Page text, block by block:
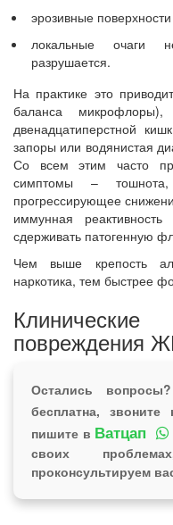
эрозивные
локальные очаги
разрушается.
На практике это
баланса
двенадцатиперстной
запоры или водянистая
Со всем этим часто
симптомы –
прогрессирующее
иммунная
сдерживать патогенную
Чем выше крепость
наркотика, тем быстрее
повреждения
Остались
бесплатна, звоните
пишите в Ватцап
своих
проконсультируем